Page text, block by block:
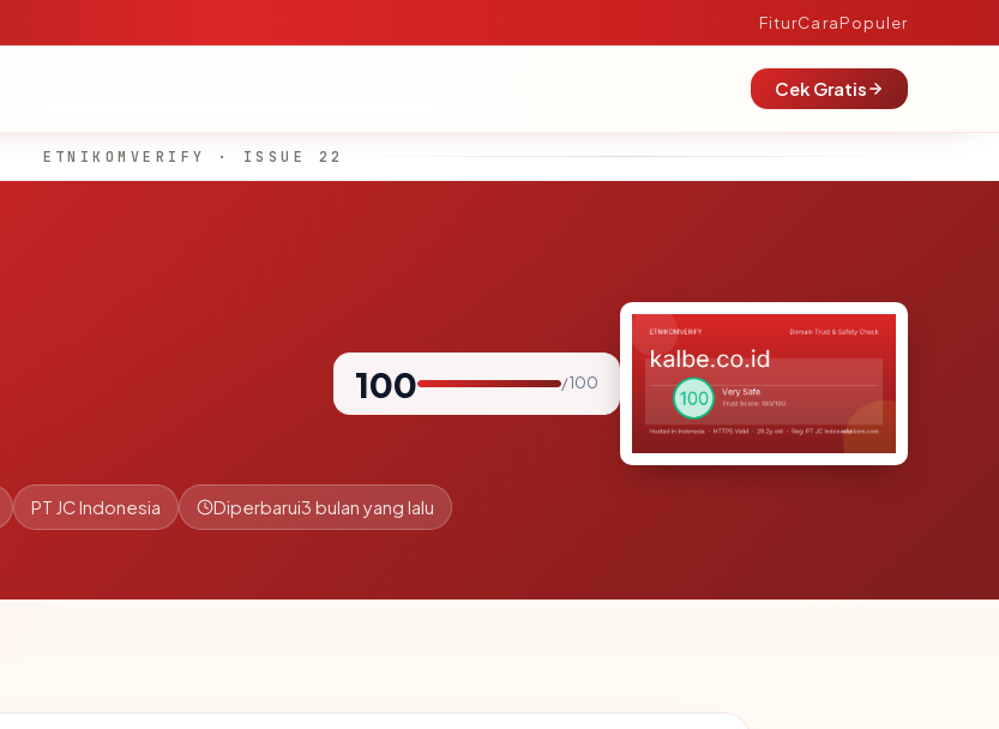
FiturCaraPopuler
Cek Gratis
ETNIKOMVERIFY · ISSUE 22
100 / 100
PT JC Indonesia Diperbarui3 bulan yang lalu